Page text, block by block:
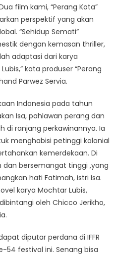
film kami, “Perang Kota”
perspektif yang akan
“Sehidup Semati”
dengan kemasan thriller,
adaptasi dari karya
kata produser “Perang
Parwez Servia.
Indonesia pada tahun
Isa, pahlawan perang dan
di ranjang perkawinannya. Ia
menghabisi petinggi kolonial
kemerdekaan. Di
dan bersemangat tinggi ,yang
hati Fatimah, istri Isa.
karya Mochtar Lubis,
oleh Chicco Jerikho,
diputar perdana di IFFR
54 festival ini. Senang bisa